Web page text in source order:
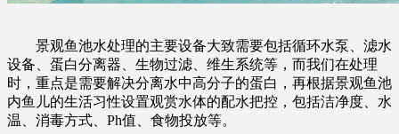
景观鱼池水处理的主要设备大致需要包括循环水泵、滤水
设备、蛋白分离器、生物过滤、维生系统等，而我们在处理
时，重点是需要解决分离水中高分子的蛋白，再根据景观鱼池
内鱼儿的生活习性设置观赏水体的配水把控，包括洁净度、水
温、消毒方式、Ph值、食物投放等。